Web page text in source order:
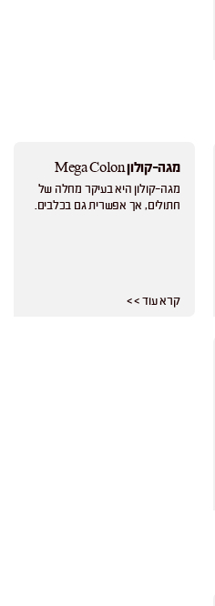
מגה-קולון Mega Colon
מגה-קולון היא בעיקר מחלה של
חתולים, אך אפשרית גם בכלבים.
קרא עוד > >